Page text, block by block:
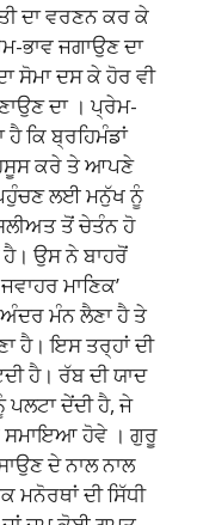
ਦਾ ਵਰਣਨ ਕਰ ਕੇ
ਭਾਵ ਜਗਾਉਣ ਦਾ
ਸੋਮਾ ਦਸ ਕੇ ਹੋਰ ਵੀ
ਦਾ । ਪ੍ਰੇਮ-
ਕਿ ਬ੍ਰਹਿਮੰਡਾਂ
ਕਰੇ ਤੇ ਆਪਣੇ
ਲਈ ਮਨੁੱਖ ਨੂੰ
ਤੋਂ ਚੇਤੰਨ ਹੋ
ਉਸ ਨੇ ਬਾਹਰੋਂ
ਮਾਣਿਕ’
ਮੰਨ ਲੈਣਾ ਹੈ ਤੇ
ਹੈ। ਇਸ ਤਰ੍ਹਾਂ ਦੀ
ਹੈ। ਰੱਬ ਦੀ ਯਾਦ
ਦੇਂਦੀ ਹੈ, ਜੇ
ਸਮਾਇਆ ਹੋਵੇ । ਗੁਰੂ
ਦੇ ਨਾਲ ਨਾਲ
ਮਨੋਰਥਾਂ ਦੀ ਸਿੱਧੀ